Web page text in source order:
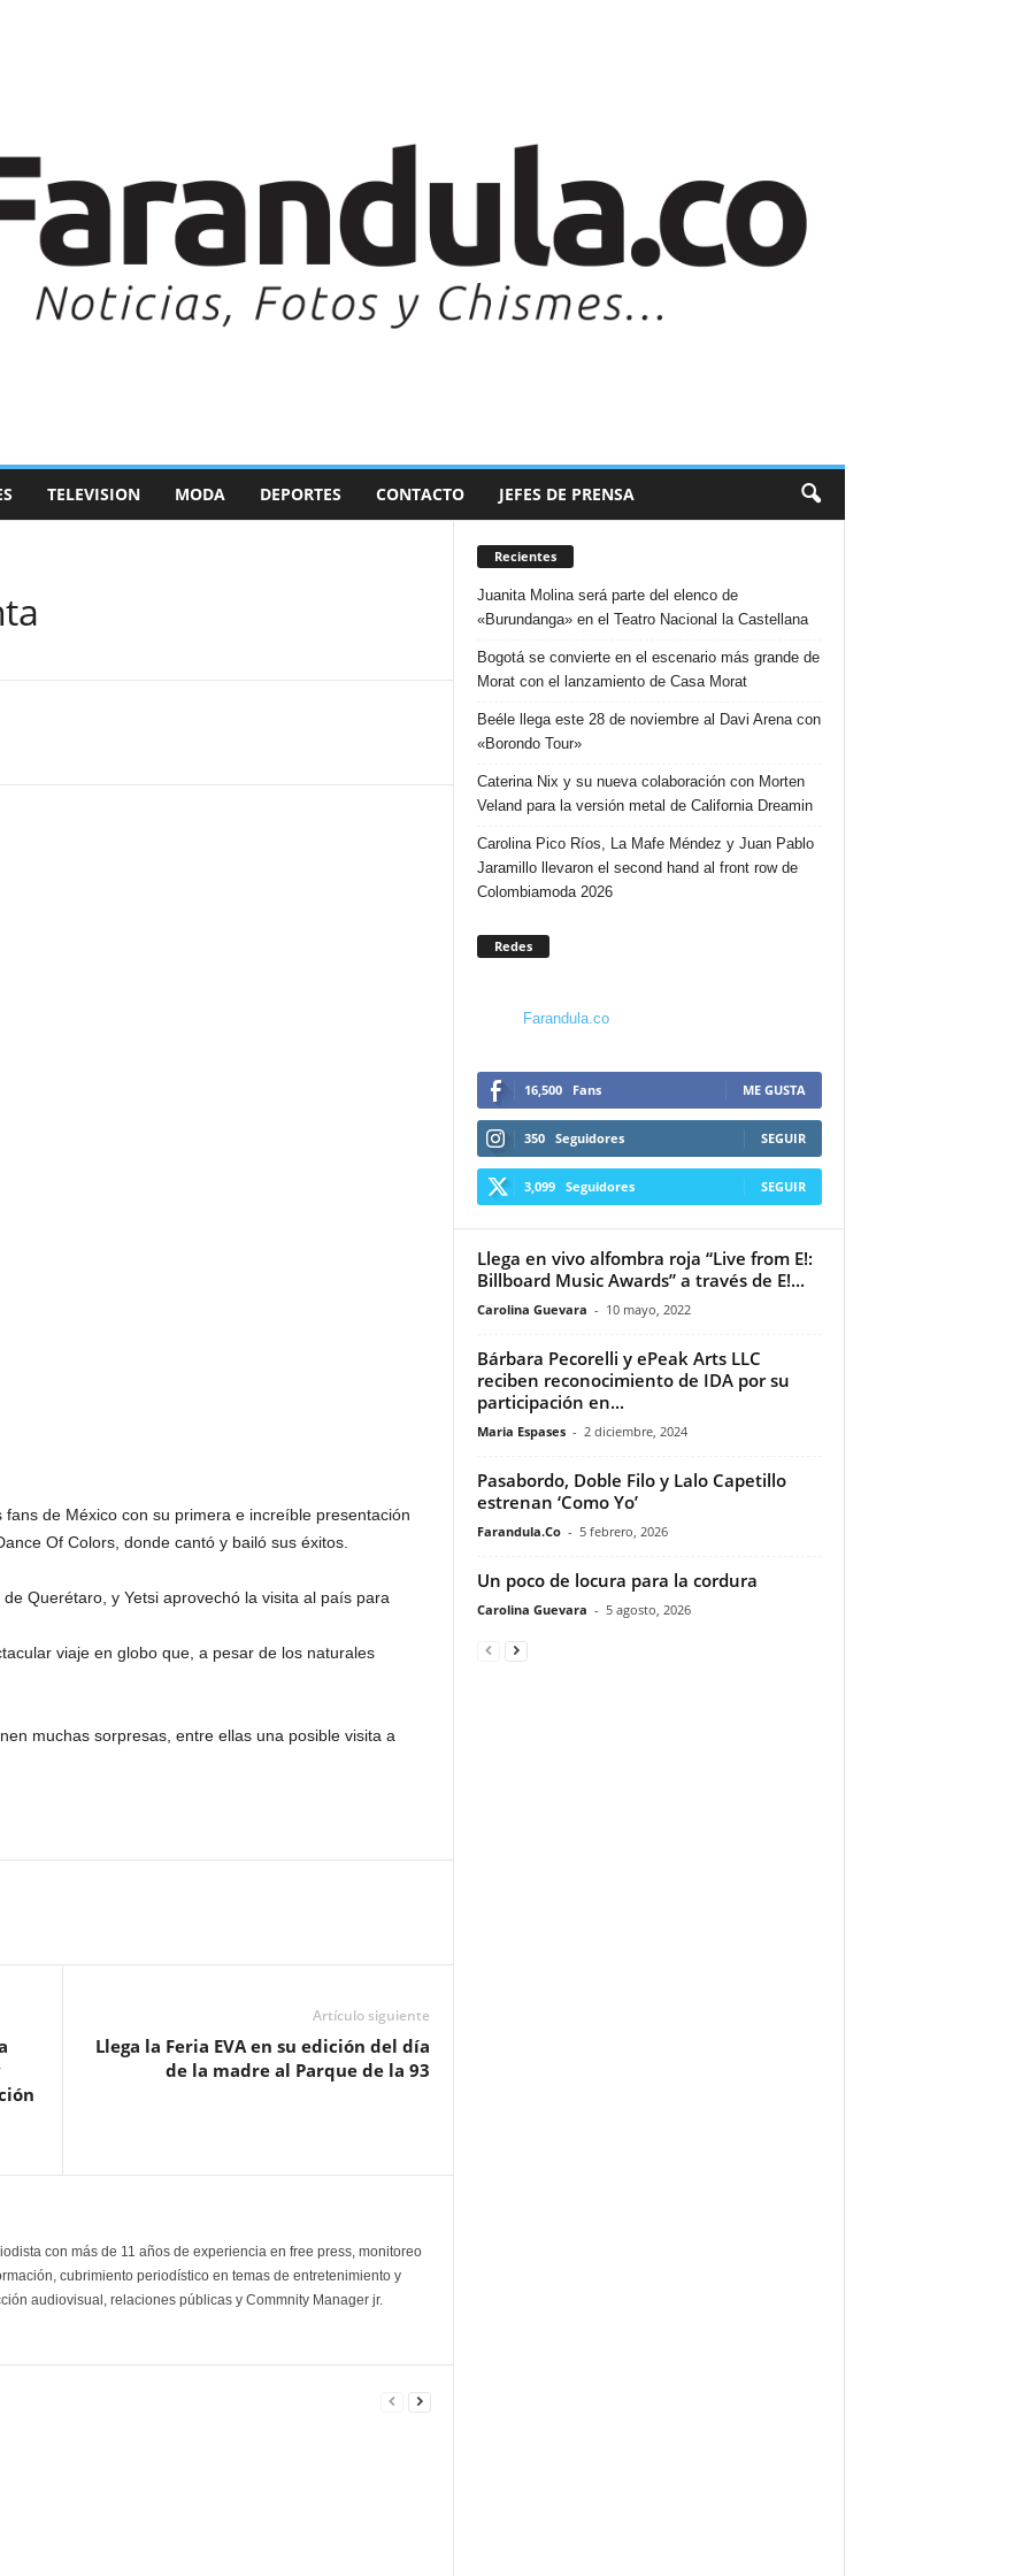
TELEVISION MODA DEPORTES CONTACTO JEFES DE PRENSA
de México con su primera e increíble presentación
Of Colors, donde cantó y bailó sus éxitos.
Querétaro, y Yetsi aprovechó la visita al país para
viaje en globo que, a pesar de los naturales
muchas sorpresas, entre ellas una posible visita a
Artículo siguiente
Llega la Feria EVA en su edición del día
de la madre al Parque de la 93
con más de 11 años de experiencia en free press, monitoreo
cubrimiento periodístico en temas de entretenimiento y
audiovisual, relaciones públicas y Commnity Manager jr.
Recientes
Juanita Molina será parte del elenco de
«Burundanga» en el Teatro Nacional la Castellana
Bogotá se convierte en el escenario más grande de
Morat con el lanzamiento de Casa Morat
Beéle llega este 28 de noviembre al Davi Arena con
«Borondo Tour»
Caterina Nix y su nueva colaboración con Morten
Veland para la versión metal de California Dreamin
Carolina Pico Ríos, La Mafe Méndez y Juan Pablo
Jaramillo llevaron el second hand al front row de
Colombiamoda 2026
Redes
Farandula.co
16,500 Fans ME GUSTA
350 Seguidores SEGUIR
3,099 Seguidores SEGUIR
Llega en vivo alfombra roja “Live from E!:
Billboard Music Awards” a través de E!...
Carolina Guevara - 10 mayo, 2022
Bárbara Pecorelli y ePeak Arts LLC
reciben reconocimiento de IDA por su
participación en...
Maria Espases - 2 diciembre, 2024
Pasabordo, Doble Filo y Lalo Capetillo
estrenan ‘Como Yo’
Farandula.Co - 5 febrero, 2026
Un poco de locura para la cordura
Carolina Guevara - 5 agosto, 2026